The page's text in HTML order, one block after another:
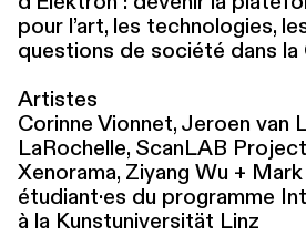
pour l’art, les tech­nolo­gies,
questions de société dans la
Artistes
Corinne Vionnet, Jeroen van
LaRochelle, ScanLAB
Xenorama, Ziyang Wu +
étudiant·es du programme
à la Kun­stu­ni­ver­sität Linz